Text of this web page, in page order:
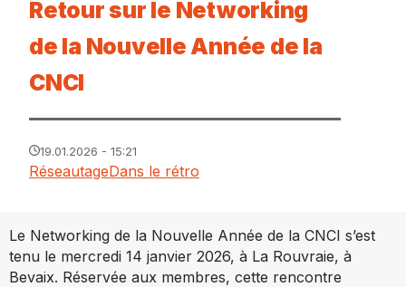
Retour sur le Networking
de la Nouvelle Année de la
CNCI
19.01.2026 - 15:21
RéseautageDans le rétro
Le Networking de la Nouvelle Année de la CNCI s’est
tenu le mercredi 14 janvier 2026, à La Rouvraie, à
Bevaix. Réservée aux membres, cette rencontre